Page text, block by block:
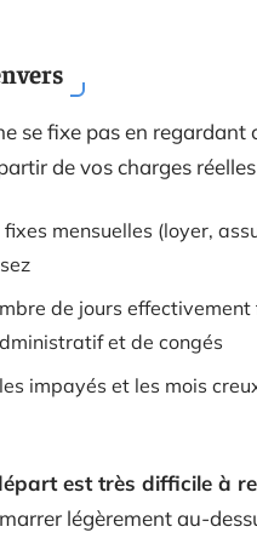
se fixe pas en regardant
de vos charges
mensuelles (loyer,
de jours
et de congés
impayés et les mois
est très difficile à
légèrement au-